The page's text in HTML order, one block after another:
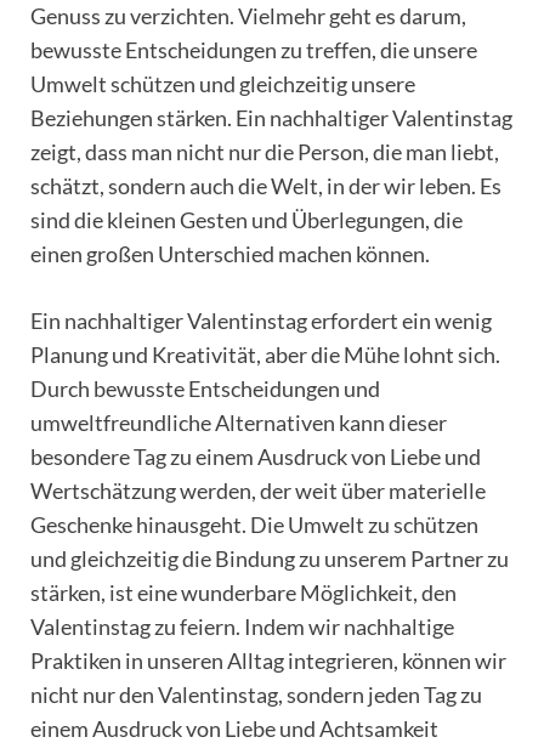
Genuss zu verzichten. Vielmehr geht es darum,
bewusste Entscheidungen zu treffen, die unsere
Umwelt schützen und gleichzeitig unsere
Beziehungen stärken. Ein nachhaltiger Valentinstag
zeigt, dass man nicht nur die Person, die man liebt,
schätzt, sondern auch die Welt, in der wir leben. Es
sind die kleinen Gesten und Überlegungen, die
einen großen Unterschied machen können.
Ein nachhaltiger Valentinstag erfordert ein wenig
Planung und Kreativität, aber die Mühe lohnt sich.
Durch bewusste Entscheidungen und
umweltfreundliche Alternativen kann dieser
besondere Tag zu einem Ausdruck von Liebe und
Wertschätzung werden, der weit über materielle
Geschenke hinausgeht. Die Umwelt zu schützen
und gleichzeitig die Bindung zu unserem Partner zu
stärken, ist eine wunderbare Möglichkeit, den
Valentinstag zu feiern. Indem wir nachhaltige
Praktiken in unseren Alltag integrieren, können wir
nicht nur den Valentinstag, sondern jeden Tag zu
einem Ausdruck von Liebe und Achtsamkeit